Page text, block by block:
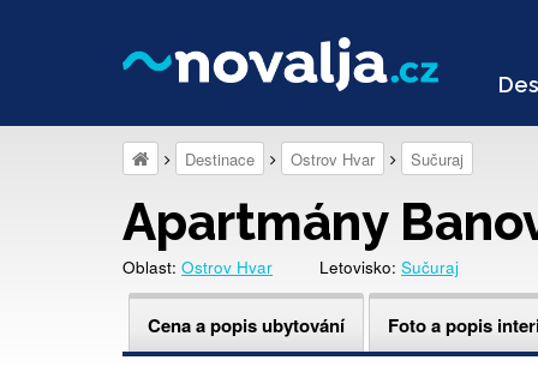
Destinace Ostrov Hvar Sučuraj
Apartmány
Oblast: Ostrov Hvar Letovisko: Sučuraj
Cena a popis ubytování Foto a popis